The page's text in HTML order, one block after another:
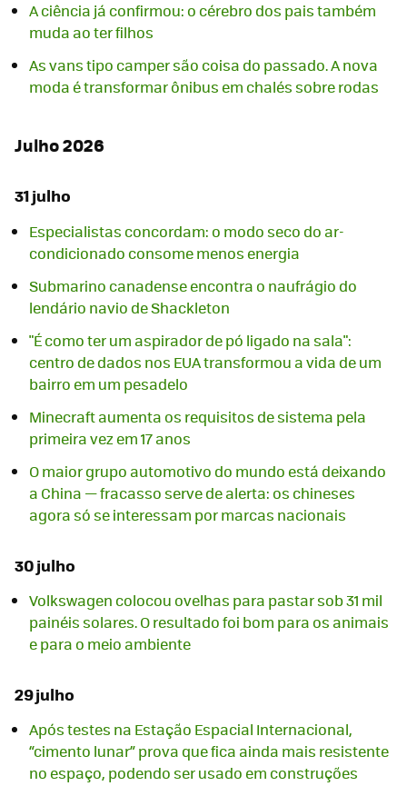
A ciência já confirmou: o cérebro dos pais também
muda ao ter filhos
As vans tipo camper são coisa do passado. A nova
moda é transformar ônibus em chalés sobre rodas
Julho 2026
31 julho
Especialistas concordam: o modo seco do ar-
condicionado consome menos energia
Submarino canadense encontra o naufrágio do
lendário navio de Shackleton
"É como ter um aspirador de pó ligado na sala":
centro de dados nos EUA transformou a vida de um
bairro em um pesadelo
Minecraft aumenta os requisitos de sistema pela
primeira vez em 17 anos
O maior grupo automotivo do mundo está deixando
a China — fracasso serve de alerta: os chineses
agora só se interessam por marcas nacionais
30 julho
Volkswagen colocou ovelhas para pastar sob 31 mil
painéis solares. O resultado foi bom para os animais
e para o meio ambiente
29 julho
Após testes na Estação Espacial Internacional,
“cimento lunar” prova que fica ainda mais resistente
no espaço, podendo ser usado em construções